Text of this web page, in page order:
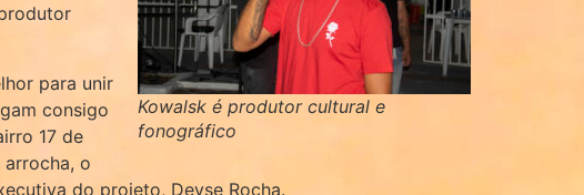
Kowalsk é produtor cultural e
fonográfico
para unir
consigo
17 de
o
do projeto, Deyse Rocha.